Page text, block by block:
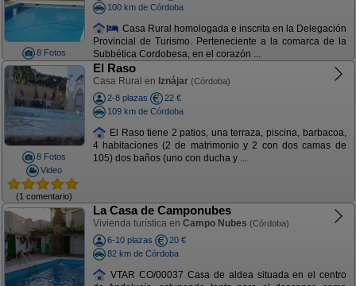
8 Fotos
100 km de Córdoba
Casa Rural homologada e inscrita en la Delegación
Provincial de Turismo. Perteneciente a la comarca de la
Subbética Cordobesa, en el corazón ...
8 Fotos
Video
(1 comentario)
El Raso
Casa Rural en Iznájar (Córdoba)
2-8 plazas
22 €
109 km de Córdoba
El Raso tiene 2 patios, una terraza, piscina, barbacoa,
4 habitaciones (2 de matrimonio y 2 con dos camas de
105) dos baños (uno con ducha y ...
La Casa de Camponubes
Vivienda turística en Campo Nubes (Córdoba)
6-10 plazas
20 €
82 km de Córdoba
VTAR CO/00037 Casa de aldea situada en el centro